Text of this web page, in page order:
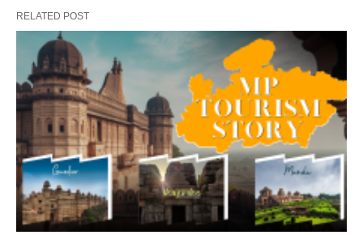
RELATED POST